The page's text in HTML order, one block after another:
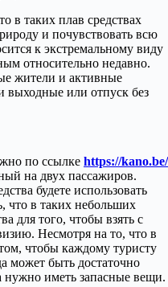
в таких плав средствах
и почувствовать всю
к экстремальному виду
относительно недавно.
жители и активные
выходные или отпуск без
по ссылке https://kano.be/
на двух пассажиров.
будете использовать
что в таких небольших
для того, чтобы взять с
Несмотря на то, что в
чтобы каждому туристу
может быть достаточно
нужно иметь запасные вещи.